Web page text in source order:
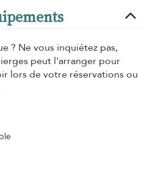
? Ne vous inquiétez pas,
peut l'arranger pour
lors de votre réservations ou